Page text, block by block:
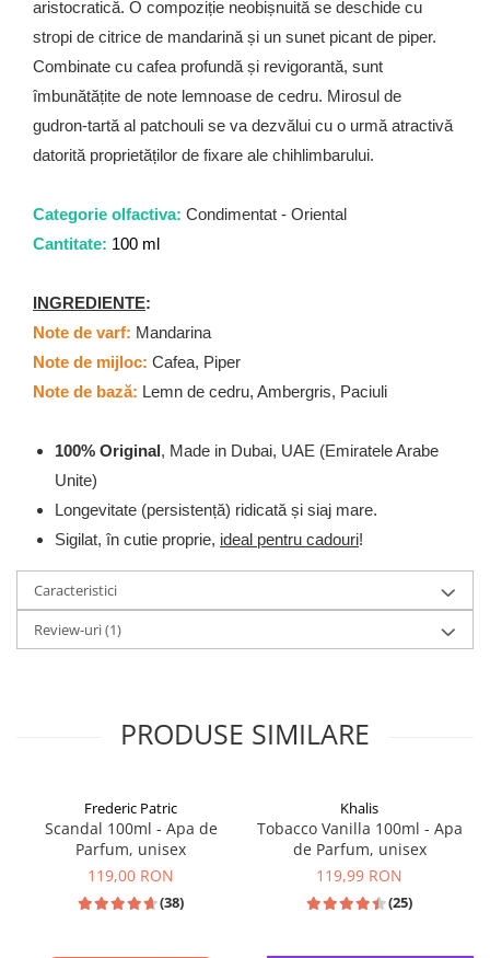
Riiffs
Vurv
Wadi al Khaleej
Zaien
Zirconia
Mai Multe >>
Puncte Cadou
Recenzii clienti
Blog
aristocratică. O compoziție neobișnuită se deschide cu
stropi de citrice de mandarină și un sunet picant de piper.
Combinate cu cafea profundă și revigorantă, sunt
îmbunătățite de note lemnoase de cedru. Mirosul de
gudron-tartă al patchouli se va dezvălui cu o urmă atractivă
datorită proprietăților de fixare ale chihlimbarului.
Categorie olfactiva: Condimentat - Oriental
Cantitate: 100 ml
INGREDIENTE:
Note de varf: Mandarina
Note de mijloc: Cafea, Piper
Note de bază: Lemn de cedru, Ambergris, Paciuli
100% Original, Made in Dubai, UAE (Emiratele Arabe
Unite)
Longevitate (persistență) ridicată și siaj mare.
Sigilat, în cutie proprie, ideal pentru cadouri!
Caracteristici
Review-uri(1)
PRODUSE SIMILARE
Frederic Patric
Scandal 100ml - Apa de
Parfum, unisex
119,00 RON
(38)
Khalis
Tobacco Vanilla 100ml - Apa
de Parfum, unisex
119,99 RON
(25)